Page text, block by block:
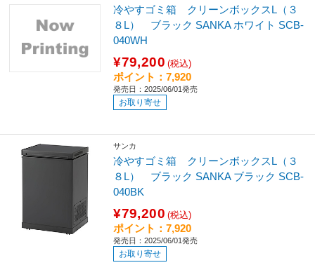
冷やすゴミ箱 クリーンボックスL（３
８L） ブラック SANKA ホワイト SCB-
040WH
¥79,200 (税込)
ポイント：7,920
発売日：2025/06/01発売
お取り寄せ
サンカ
冷やすゴミ箱 クリーンボックスL（３
８L） ブラック SANKA ブラック SCB-
040BK
¥79,200 (税込)
ポイント：7,920
発売日：2025/06/01発売
お取り寄せ